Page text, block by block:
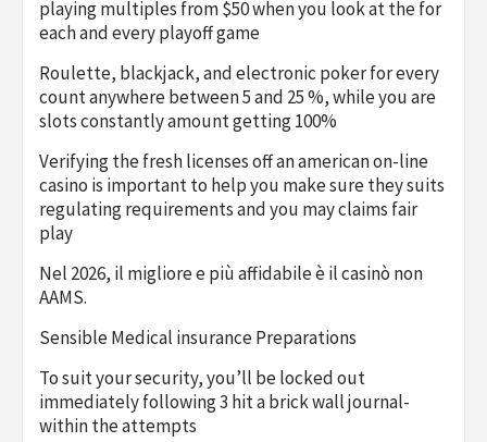
playing multiples from $50 when you look at the for
each and every playoff game
Roulette, blackjack, and electronic poker for every
count anywhere between 5 and 25 %, while you are
slots constantly amount getting 100%
Verifying the fresh licenses off an american on-line
casino is important to help you make sure they suits
regulating requirements and you may claims fair
play
Nel 2026, il migliore e più affidabile è il casinò non
AAMS.
Sensible Medical insurance Preparations
To suit your security, you’ll be locked out
immediately following 3 hit a brick wall journal-
within the attempts